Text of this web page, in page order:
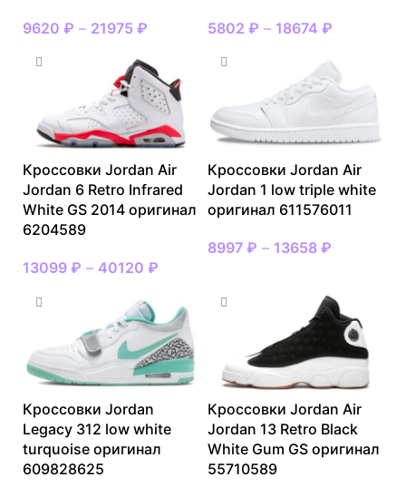
9620 ₽ – 21975 ₽ 5802 ₽ – 18674 ₽
Кроссовки Jordan Air
Jordan 6 Retro Infrared
White GS 2014 оригинал
6204589
13099 ₽ – 40120 ₽
Кроссовки Jordan Air
Jordan 1 low triple white
оригинал 611576011
8997 ₽ – 13658 ₽
Кроссовки Jordan
Legacy 312 low white
turquoise оригинал
609828625
Кроссовки Jordan Air
Jordan 13 Retro Black
White Gum GS оригинал
55710589